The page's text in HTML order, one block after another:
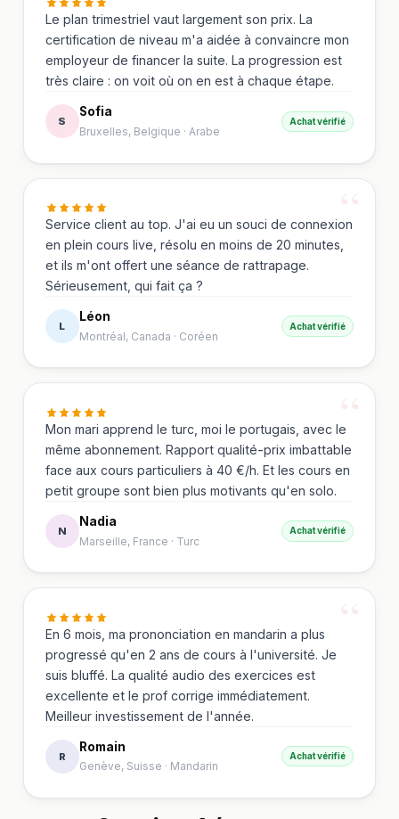
Le plan trimestriel vaut largement son prix. La
certification de niveau m'a aidée à convaincre mon
employeur de financer la suite. La progression est
très claire : on voit où on en est à chaque étape.
S
Sofia
Bruxelles, Belgique · Arabe
Achat vérifié
Service client au top. J'ai eu un souci de connexion
en plein cours live, résolu en moins de 20 minutes,
et ils m'ont offert une séance de rattrapage.
Sérieusement, qui fait ça ?
L
Léon
Montréal, Canada · Coréen
Achat vérifié
Mon mari apprend le turc, moi le portugais, avec le
même abonnement. Rapport qualité-prix imbattable
face aux cours particuliers à 40 €/h. Et les cours en
petit groupe sont bien plus motivants qu'en solo.
N
Nadia
Marseille, France · Turc
Achat vérifié
En 6 mois, ma prononciation en mandarin a plus
progressé qu'en 2 ans de cours à l'université. Je
suis bluffé. La qualité audio des exercices est
excellente et le prof corrige immédiatement.
Meilleur investissement de l'année.
R
Romain
Genève, Suisse · Mandarin
Achat vérifié